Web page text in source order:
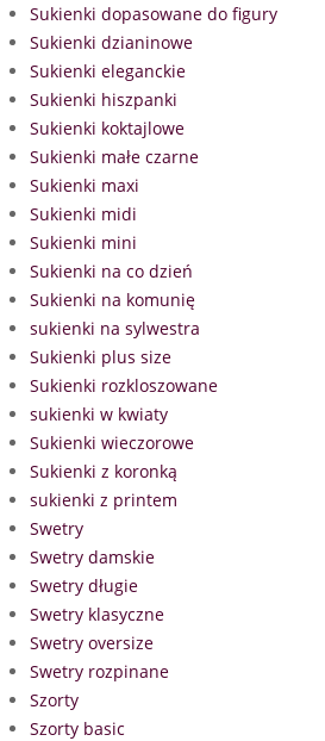
Sukienki dopasowane do figury
Sukienki dzianinowe
Sukienki eleganckie
Sukienki hiszpanki
Sukienki koktajlowe
Sukienki małe czarne
Sukienki maxi
Sukienki midi
Sukienki mini
Sukienki na co dzień
Sukienki na komunię
sukienki na sylwestra
Sukienki plus size
Sukienki rozkloszowane
sukienki w kwiaty
Sukienki wieczorowe
Sukienki z koronką
sukienki z printem
Swetry
Swetry damskie
Swetry długie
Swetry klasyczne
Swetry oversize
Swetry rozpinane
Szorty
Szorty basic